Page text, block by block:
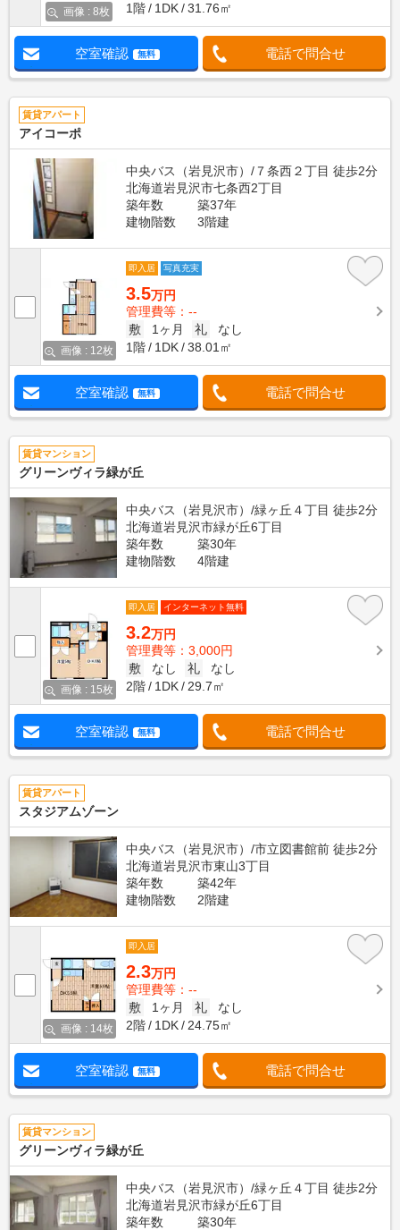
画像 : 8枚 1階 1DK 31.76㎡
空室確認 無料 電話で問合せ
賃貸アパート
アイコーポ
中央バス（岩見沢市）/７条西２丁目 徒歩2分
北海道岩見沢市七条西2丁目
築年数
築37年
建物階数
3階建
画像 : 12枚
即入居 写真充実
3.5万円
管理費等：--
敷
1ヶ月 礼
なし
1階
1DK 38.01㎡
空室確認 無料 電話で問合せ
賃貸マンション
グリーンヴィラ緑が丘
中央バス（岩見沢市）/緑ヶ丘４丁目 徒歩2分
北海道岩見沢市緑が丘6丁目
築年数
築30年
建物階数
4階建
画像 : 15枚
即入居 インターネット無料
3.2万円
管理費等：3,000円
敷
なし 礼
なし
2階
1DK 29.7㎡
空室確認 無料 電話で問合せ
賃貸アパート
スタジアムゾーン
中央バス（岩見沢市）/市立図書館前 徒歩2分
北海道岩見沢市東山3丁目
築年数
築42年
建物階数
2階建
画像 : 14枚
即入居
2.3万円
管理費等：--
敷
1ヶ月 礼
なし
2階
1DK 24.75㎡
空室確認 無料 電話で問合せ
賃貸マンション
グリーンヴィラ緑が丘
中央バス（岩見沢市）/緑ヶ丘４丁目 徒歩2分
北海道岩見沢市緑が丘6丁目
築年数
築30年